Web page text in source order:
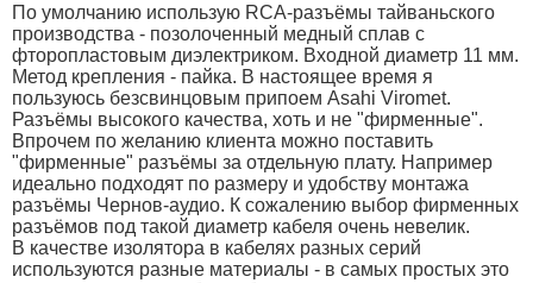
По умолчанию использую RCA-разъёмы тайваньского
производства - позолоченный медный сплав с
фторопластовым диэлектриком. Входной диаметр 11 мм.
Метод крепления - пайка. В настоящее время я
пользуюсь безсвинцовым припоем Asahi Viromet.
Разъёмы высокого качества, хоть и не "фирменные".
Впрочем по желанию клиента можно поставить
"фирменные" разъёмы за отдельную плату. Например
идеально подходят по размеру и удобству монтажа
разъёмы Чернов-аудио. К сожалению выбор фирменных
разъёмов под такой диаметр кабеля очень невелик.
В качестве изолятора в кабелях разных серий
используются разные материалы - в самых простых это